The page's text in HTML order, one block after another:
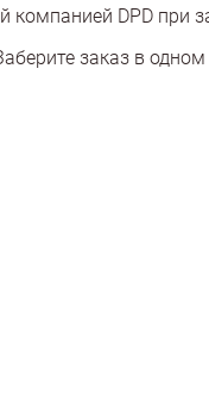
компанией DPD при
заказ в